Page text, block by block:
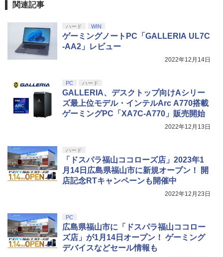
【純正品】Xbox ワイヤレス コントロー
ラー (ロボット ホワイト)
劇場版「鬼滅の刃」無限城編 第一章 猗
窩座再来 完全生産限定版 [DVD]
関連記事
ハード WIN
ゲーミングノートPC「GALLERIA UL7C
-AA2」レビュー
2022年12月14日
PC ハード
GALLERIA、デスクトップ向けAシリー
ズ最上位モデル・インテルArc A770搭載
ゲーミングPC「XA7C-A770」販売開始
2022年12月13日
ハード
「ドスパラ福山ココローズ店」2023年1
月14日広島県福山市に新規オープン！ 開
店記念RTキャンペーンも開催中
2022年12月23日
PC
広島県福山市に「ドスパラ福山ココロー
ズ店」が1月14日オープン！ ゲーミング
デバイスなどセール情報も